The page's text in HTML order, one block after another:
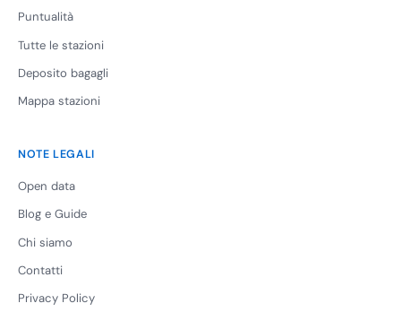
Puntualità
Tutte le stazioni
Deposito bagagli
Mappa stazioni
NOTE LEGALI
Open data
Blog e Guide
Chi siamo
Contatti
Privacy Policy